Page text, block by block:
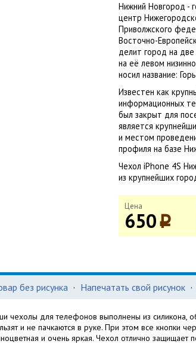
Нижний Новгород -
центр
Приволжского
Восточно-
делит город на
на её левом
носил название:
Известен как
информационных
был закрыт для
является
и местом
профиля на базе
Чехол iPhone 4S
из крупнейших
Цена
650p
без рисунка · Напечатать свой рисунок ·
чехолы для телефонов выполнены из силикона,
и не пачкаются в руке. При этом все кнопки
и очень яркая. Чехол отлично защищает